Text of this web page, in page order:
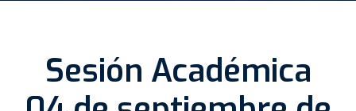
Sesión Académica